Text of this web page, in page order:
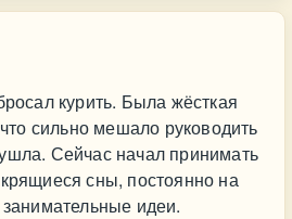
курить. Была жёсткая
сильно мешало руководить
Сейчас начал принимать
сны, постоянно на
идеи.